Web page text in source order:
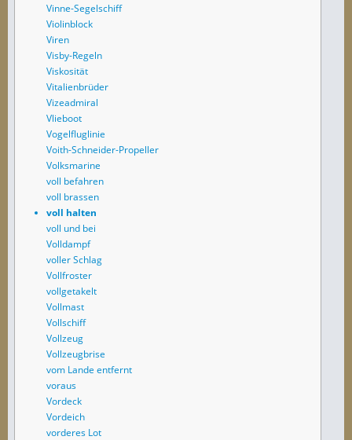
Vinne-Segelschiff
Violinblock
Viren
Visby-Regeln
Viskosität
Vitalienbrüder
Vizeadmiral
Vlieboot
Vogelfluglinie
Voith-Schneider-Propeller
Volksmarine
voll befahren
voll brassen
voll halten
voll und bei
Volldampf
voller Schlag
Vollfroster
vollgetakelt
Vollmast
Vollschiff
Vollzeug
Vollzeugbrise
vom Lande entfernt
voraus
Vordeck
Vordeich
vorderes Lot